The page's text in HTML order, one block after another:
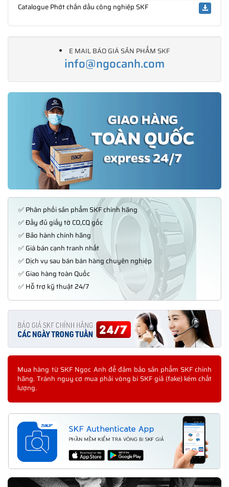
Catalogue Phớt chắn dầu công nghiệp SKF
E MAIL BÁO GIÁ SẢN PHẨM SKF
info@ngocanh.com
✅ Phân phối sản phẩm SKF chính hãng
✅ Đầy đủ giấy tờ CO,CQ gốc
✅ Bảo hành chính hãng
✅ Giá bán cạnh tranh nhất
✅ Dịch vụ sau bán bán hàng chuyên nghiệp
✅ Giao hàng toàn Quốc
✅ Hỗ trợ kỹ thuật 24/7
Mua hàng từ SKF Ngọc Anh để đảm bảo sản phẩm SKF chính
hãng. Tránh nguy cơ mua phải vòng bi SKF giả (fake) kém chất
lượng.